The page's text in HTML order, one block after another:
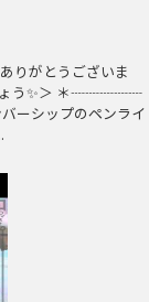
りがとうございま
ょう✨＞ ＊┈┈┈┈┈
ップのペンライ